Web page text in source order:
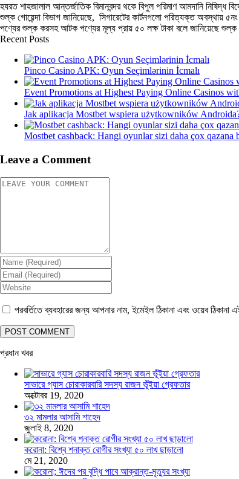
হযরত শাহজালাল আন্তর্জাতিক বিমানবন্দর থকে বিপুল পরিমাণ আমদানি নিষিদ্ধ
শুল্ক গোয়েন্দা বিভাগ জানিয়েছে, সিগারেটের কার্টনগলো পরিত্যক্ত অবস্থায়
পণ্যের শুল্ক করসহ আটক পণ্যের মূল্য প্রায় ৫০ লক্ষ টাকা বলে জানিয়েছে শুল্ক
Recent Posts
Pinco Casino APK: Oyun Seçimlərinin İcmalı
Event Promotions at Highest Paying Online Casinos
Jak aplikacja Mostbet wspiera użytkowników
Mostbet cashback: Hangi oyunlar sizi daha çox qazana
Leave a Comment
পরবর্তিতে ব্যবহারের জন্য আপনার নাম, ইমেইল ঠিকানা এবং ওয়েব ঠিকানা
প্রধান খবর
সাভারে গ্যাস চোরাকারবারি সদস্য রাজন ভূঁইয়া গ্রেফতার
অক্টোবর 19, 2020
৩২ মামলার আসামি শাহেদ
জুলাই 8, 2020
করোনা: বিশ্বে শনাক্ত রোগীর সংখ্যা ৫০ লাখ ছাড়ালো
মে 21, 2020